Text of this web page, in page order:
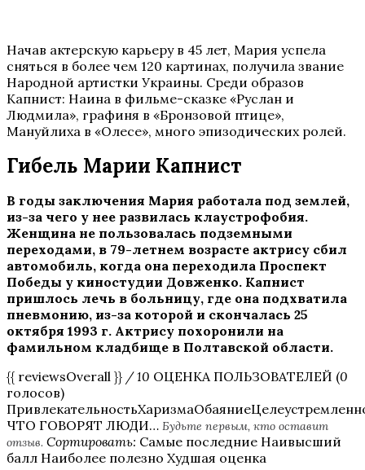
Начав актерскую карьеру в 45 лет, Мария успела
сняться в более чем 120 картинах, получила звание
Народной артистки Украины. Среди образов
Капнист: Наина в фильме-сказке «Руслан и
Людмила», графиня в «Бронзовой птице»,
Мануйлиха в «Олесе», много эпизодических ролей.
Гибель Марии Капнист
В годы заключения Мария работала под землей,
из-за чего у нее развилась клаустрофобия.
Женщина не пользовалась подземными
переходами, в 79-летнем возрасте актрису сбил
автомобиль, когда она переходила Проспект
Победы у киностудии Довженко. Капнист
пришлось лечь в больницу, где она подхватила
пневмонию, из-за которой и скончалась 25
октября 1993 г. Актрису похоронили на
фамильном кладбище в Полтавской области.
{{ reviewsOverall }} / 10 ОЦЕНКА ПОЛЬЗОВАТЕЛЕЙ (0
голосов)
ЧТО ГОВОРЯТ ЛЮДИ… Будьте первым, кто оставит
отзыв. Сортировать: Самые последние Наивысший
балл Наиболее полезно Худшая оценка